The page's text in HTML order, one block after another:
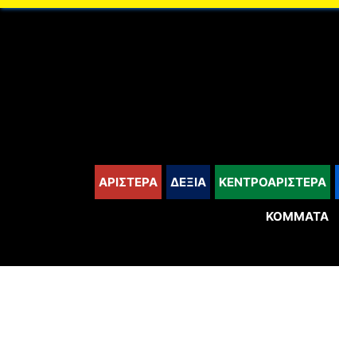
content
ΑΡΙΣΤΕΡΑ ΔΕΞΙΑ ΚΕΝΤΡΟΑΡΙΣΤΕΡΑ
ΚΌΜΜΑΤΑ